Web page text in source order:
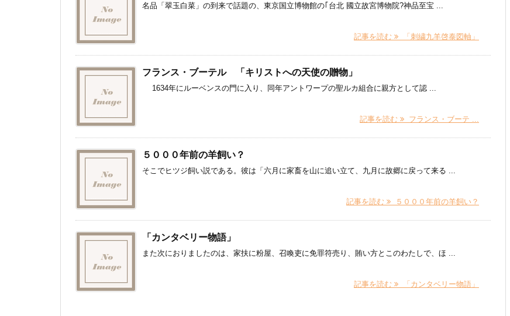
名品「翠玉白菜」の到来で話題の、東京国立博物館の｢台北 國立故宮博物院?神品至宝 ...
記事を読む 「刺繍九羊啓泰図軸」
フランス・ブーテル 「キリストへの天使の贈物」
1634年にルーベンスの門に入り、同年アントワープの聖ルカ組合に親方として認 ...
記事を読む フランス・ブーテ ...
５０００年前の羊飼い？
そこでヒツジ飼い説である。彼は「六月に家畜を山に追い立て、九月に故郷に戻って来る ...
記事を読む ５０００年前の羊飼い？
「カンタベリー物語」
また次におりましたのは、家扶に粉屋、召喚吏に免罪符売り、賄い方とこのわたしで、ほ ...
記事を読む 「カンタベリー物語」